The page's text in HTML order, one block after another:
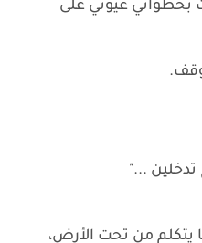
عيوني على
..."
من تحت الأرض،